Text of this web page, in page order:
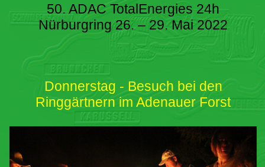
50. ADAC TotalEnergies 24h
Nürburgring 26. – 29. Mai 2022
Donnerstag - Besuch bei den
Ringgärtnern im Adenauer Forst